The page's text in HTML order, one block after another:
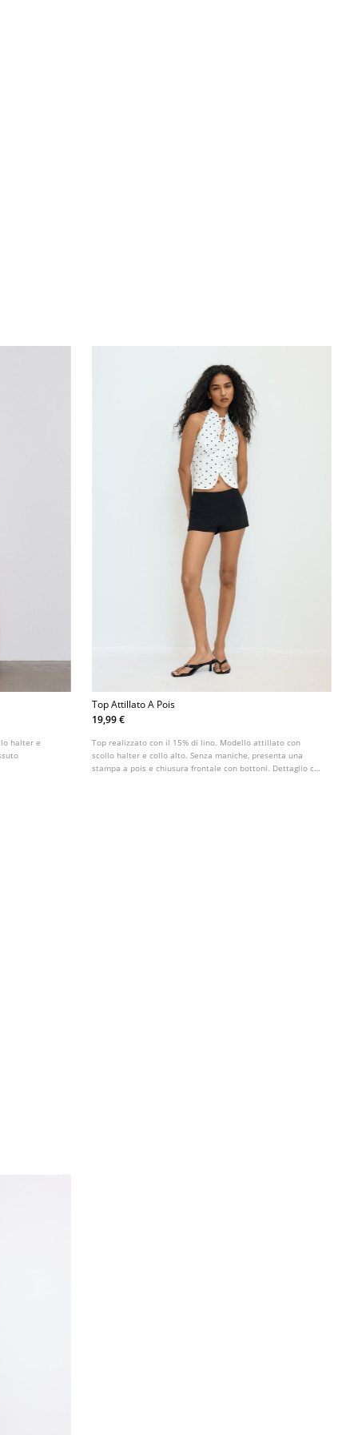
halter e
Top Attillato A Pois
19,99 €
Top realizzato con il 15% di lino. Modello attillato con
scollo halter e collo alto. Senza maniche, presenta una
stampa a pois e chiusura frontale con bottoni. Dettaglio con